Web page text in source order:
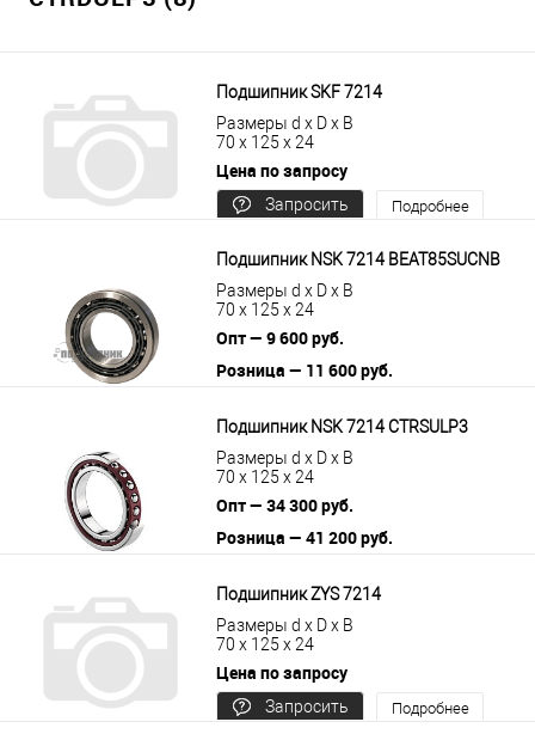
Подшипник SKF 7214
Размеры d x D x B
70 x 125 x 24
Цена по запросу
Запросить
Подробнее
Подшипник NSK 7214 BEAT85SUCNB
Размеры d x D x B
70 x 125 x 24
Опт — 9 600 руб.
Розница — 11 600 руб.
Подшипник NSK 7214 CTRSULP3
Размеры d x D x B
70 x 125 x 24
Опт — 34 300 руб.
Розница — 41 200 руб.
Подшипник ZYS 7214
Размеры d x D x B
70 x 125 x 24
Цена по запросу
Запросить
Подробнее